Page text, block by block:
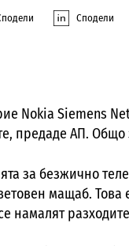
Сподели
Nokia Siemens
предаде АП.
за безжично
мащаб. Това
намалят